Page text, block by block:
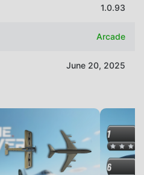
1.0.93
Arcade
June 20, 2025